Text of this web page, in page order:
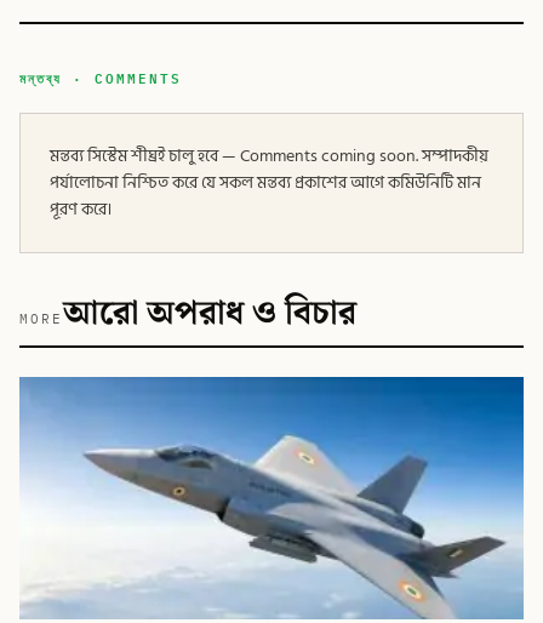
মন্তব্য · COMMENTS
মন্তব্য সিস্টেম শীঘ্রই চালু হবে — Comments coming soon. সম্পাদকীয়
পর্যালোচনা নিশ্চিত করে যে সকল মন্তব্য প্রকাশের আগে কমিউনিটি মান
পূরণ করে।
MOREআরো অপরাধ ও বিচার